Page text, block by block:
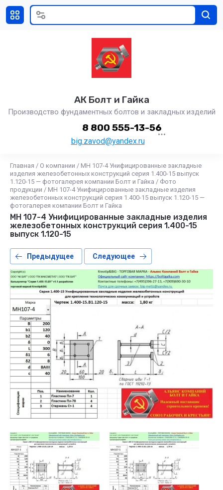
АК Болт и Гайка
Производство фундаментных болтов и закладных изделий
big.zavod@yandex.ru
8 800 555-13-56
Главная / О компании / МН 107-4 Унифицированные закладные
изделия железобетонных конструкций серия 1.400-15 выпуск
1.120-15 — фотогалерея компании Болт и Гайка / Фото
продукции / МН 107-4 Унифицированные закладные изделия
железобетонных конструкций серия 1.400-15 выпуск 1.120-15 —
фотогалерея компании Болт и Гайка
МН 107-4 Унифицированные закладные изделия
железобетонных конструкций серия 1.400-15
выпуск 1.120-15
Предыдущее Следующее